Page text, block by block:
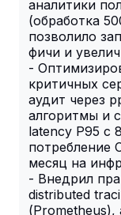
аналитики
(обработка
позволило
фичи и
-
критичных
аудит через
алгоритмы и
latency P95 с
потребление
месяц на
- Внедрил
distributed
(Prometheus),